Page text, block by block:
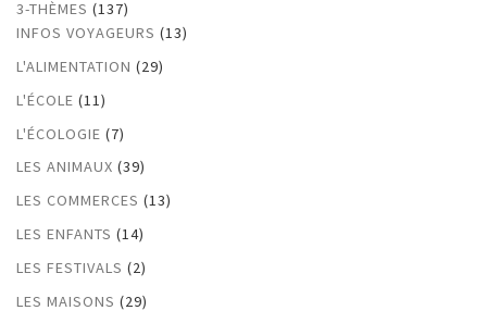
3-THÈMES (137)
INFOS VOYAGEURS (13)
L'ALIMENTATION (29)
L'ÉCOLE (11)
L'ÉCOLOGIE (7)
LES ANIMAUX (39)
LES COMMERCES (13)
LES ENFANTS (14)
LES FESTIVALS (2)
LES MAISONS (29)